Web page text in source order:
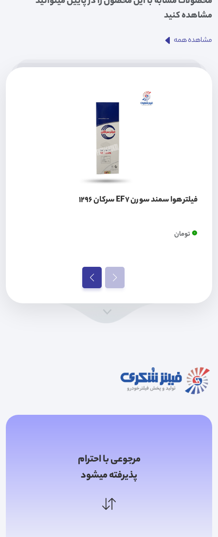
مشاهده کنید
مشاهده همه
فیلتر هوا سمند سورن EF7 سرکان 1296
0تومان
مرجوعی با احترام
پذیرفته میشود